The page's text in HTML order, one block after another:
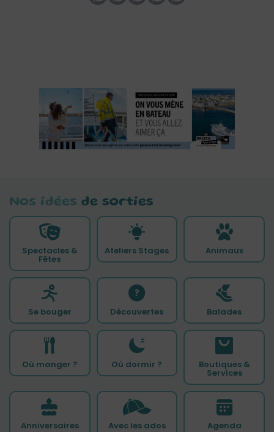
Nos idées de sorties
Spectacles &
Fêtes
Ateliers Stages Animaux
Se bouger Découvertes Balades
Où manger ? Où dormir ? Boutiques &
Services
Anniversaires Avec les ados Agenda